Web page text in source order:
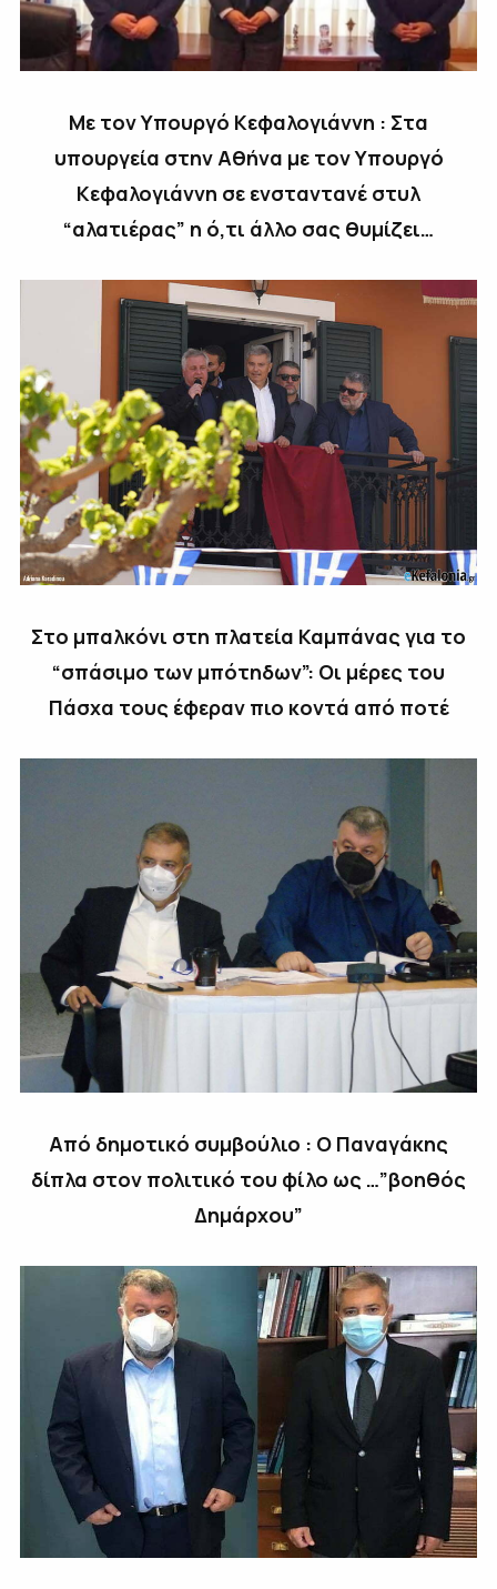
Με τον Υπουργό Κεφαλογιάννη : Στα
υπουργεία στην Αθήνα με τον Υπουργό
Κεφαλογιάννη σε ενσταντανέ στυλ
“αλατιέρας” η ό,τι άλλο σας θυμίζει…
Στο μπαλκόνι στη πλατεία Καμπάνας για το
“σπάσιμο των μπότηδων”: Οι μέρες του
Πάσχα τους έφεραν πιο κοντά από ποτέ
Από δημοτικό συμβούλιο : Ο Παναγάκης
δίπλα στον πολιτικό του φίλο ως …”βοηθός
Δημάρχου”